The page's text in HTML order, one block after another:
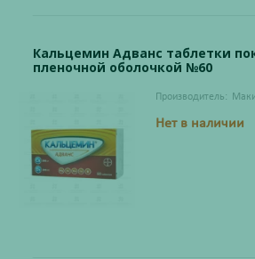
Кальцемин Адванс таблетки
пленочной оболочкой №60
Производитель:
Нет в наличии